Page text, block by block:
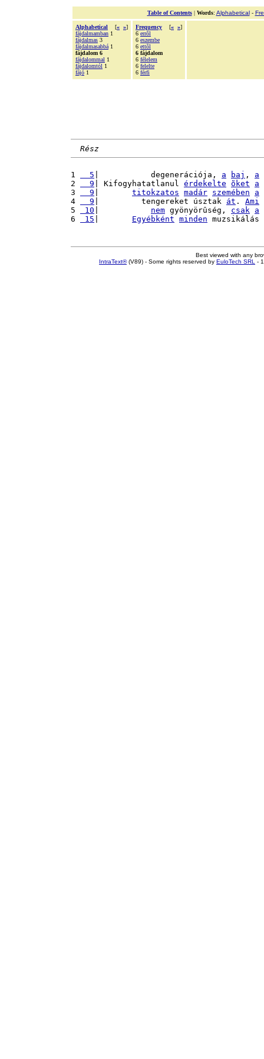
Table of Contents| Words: Alphabetical-
Alphabetical [« »]
fájdalmamban 1
fájdalmas 3
fájdalmasabbá 1
fájdalom 6
fájdalommal 1
fájdalomtól 1
fájó 1
Frequency [« »]
6 errõl
6 eszembe
6 ettõl
6 fájdalom
6 félelem
6 felelte
6 férfi
Rész
1
  5
|           degenerációja, a baj , a
2
  9
| Kifogyhatatlanul érdekelte õket
a
3
  9
titokzatos madár szemében
a
4
  9
|         tengereket úsztak át . Ami
5
10 nem gyönyörûség, csak a
6
15 Egyébként minden muzsikálás
Best viewed with any
IntraText®(V89) - Some rights reserved by EuloTech SRL -